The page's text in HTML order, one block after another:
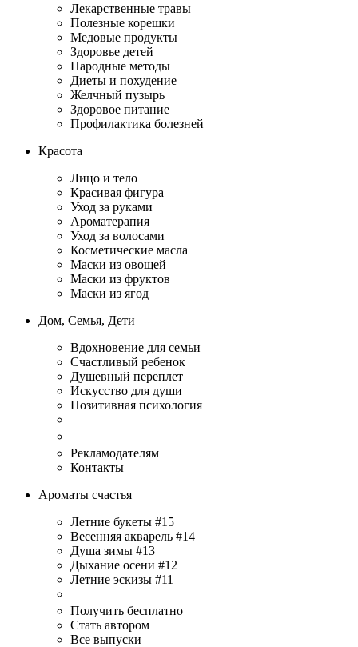
Лекарственные травы
Полезные корешки
Медовые продукты
Здоровье детей
Народные методы
Диеты и похудение
Желчный пузырь
Здоровое питание
Профилактика болезней
Красота
Лицо и тело
Красивая фигура
Уход за руками
Ароматерапия
Уход за волосами
Косметические масла
Маски из овощей
Маски из фруктов
Маски из ягод
Дом, Семья, Дети
Вдохновение для семьи
Счастливый ребенок
Душевный переплет
Искусство для души
Позитивная психология
Рекламодателям
Контакты
Ароматы счастья
Летние букеты #15
Весенняя акварель #14
Душа зимы #13
Дыхание осени #12
Летние эскизы #11
Получить бесплатно
Стать автором
Все выпуски